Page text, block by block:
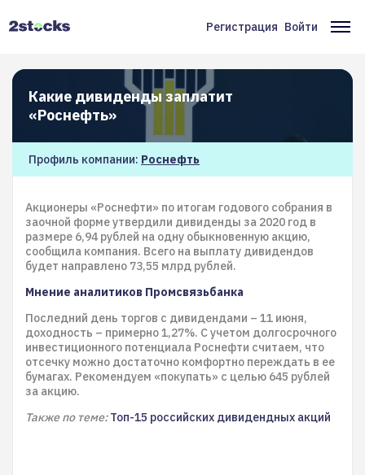
Меню
учётной
записи
Регистрация Войти
Какие дивиденды заплатит
«Роснефть»
Профиль компании: Роснефть
Акционеры «Роснефти» по итогам годового собрания в
заочной форме утвердили дивиденды за 2020 год в
размере 6,94 рублей на одну обыкновенную акцию,
сообщила компания. Всего на выплату дивидендов
будет направлено 73,55 млрд рублей.
Мнение аналитиков Промсвязьбанка
Последний день торгов с дивидендами – 11 июня,
доходность – примерно 1,27%. С учетом долгосрочного
инвестиционного потенциала Роснефти считаем, что
отсечку можно достаточно комфортно переждать в ее
бумагах. Рекомендуем «покупать» с целью 645 рублей
за акцию.
Также по теме: Топ-15 российских дивидендных акций